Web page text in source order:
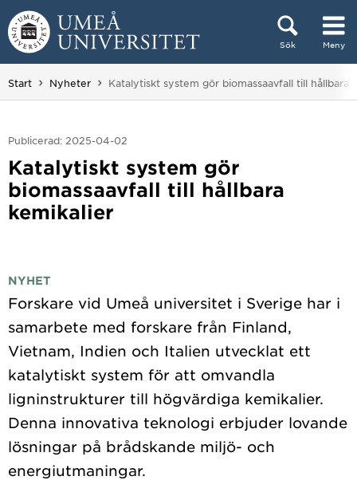
Hoppa direkt till innehållet
Sök Meny
Huvudmenyn dold.
Start Nyheter Du är här:
Katalytiskt system gör biomassaavfall till hållbara
Publicerad: 2025-04-02
Katalytiskt system gör
biomassaavfall till hållbara
kemikalier
NYHET
Forskare vid Umeå universitet i Sverige har i
samarbete med forskare från Finland,
Vietnam, Indien och Italien utvecklat ett
katalytiskt system för att omvandla
ligninstrukturer till högvärdiga kemikalier.
Denna innovativa teknologi erbjuder lovande
lösningar på brådskande miljö- och